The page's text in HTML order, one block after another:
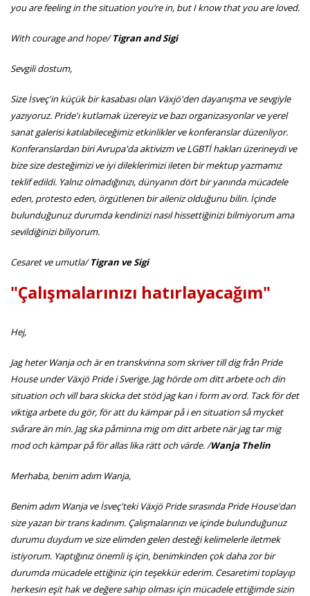
you are feeling in the situation you’re in, but I know that you are loved.
With courage and hope/Tigran and Sigi
Sevgili dostum,
Size İsveç'in küçük bir kasabası olan Växjö'den dayanışma ve sevgiyle
yazıyoruz. Pride'ı kutlamak üzereyiz ve bazı organizasyonlar ve yerel
sanat galerisi katılabileceğimiz etkinlikler ve konferanslar düzenliyor.
Konferanslardan biri Avrupa'da aktivizm ve LGBTİ hakları üzerineydi ve
bize size desteğimizi ve iyi dileklerimizi ileten bir mektup yazmamız
teklif edildi. Yalnız olmadığınızı, dünyanın dört bir yanında mücadele
eden, protesto eden, örgütlenen bir aileniz olduğunu bilin. İçinde
bulunduğunuz durumda kendinizi nasıl hissettiğinizi bilmiyorum ama
sevildiğinizi biliyorum.
Cesaret ve umutla/Tigran ve Sigi
"Çalışmalarınızı hatırlayacağım"
Hej,
Jag heter Wanja och är en transkvinna som skriver till dig från Pride
House under Växjö Pride i Sverige. Jag hörde om ditt arbete och din
situation och vill bara skicka det stöd jag kan i form av ord. Tack för det
viktiga arbete du gör, för att du kämpar på i en situation så mycket
svårare än min. Jag ska påminna mig om ditt arbete när jag tar mig
mod och kämpar på för allas lika rätt och värde. /Wanja Thelin
Merhaba, benim adım Wanja,
Benim adım Wanja ve İsveç'teki Växjö Pride sırasında Pride House'dan
size yazan bir trans kadınım. Çalışmalarınızı ve içinde bulunduğunuz
durumu duydum ve size elimden gelen desteği kelimelerle iletmek
istiyorum. Yaptığınız önemli iş için, benimkinden çok daha zor bir
durumda mücadele ettiğiniz için teşekkür ederim. Cesaretimi toplayıp
herkesin eşit hak ve değere sahip olması için mücadele ettiğimde sizin